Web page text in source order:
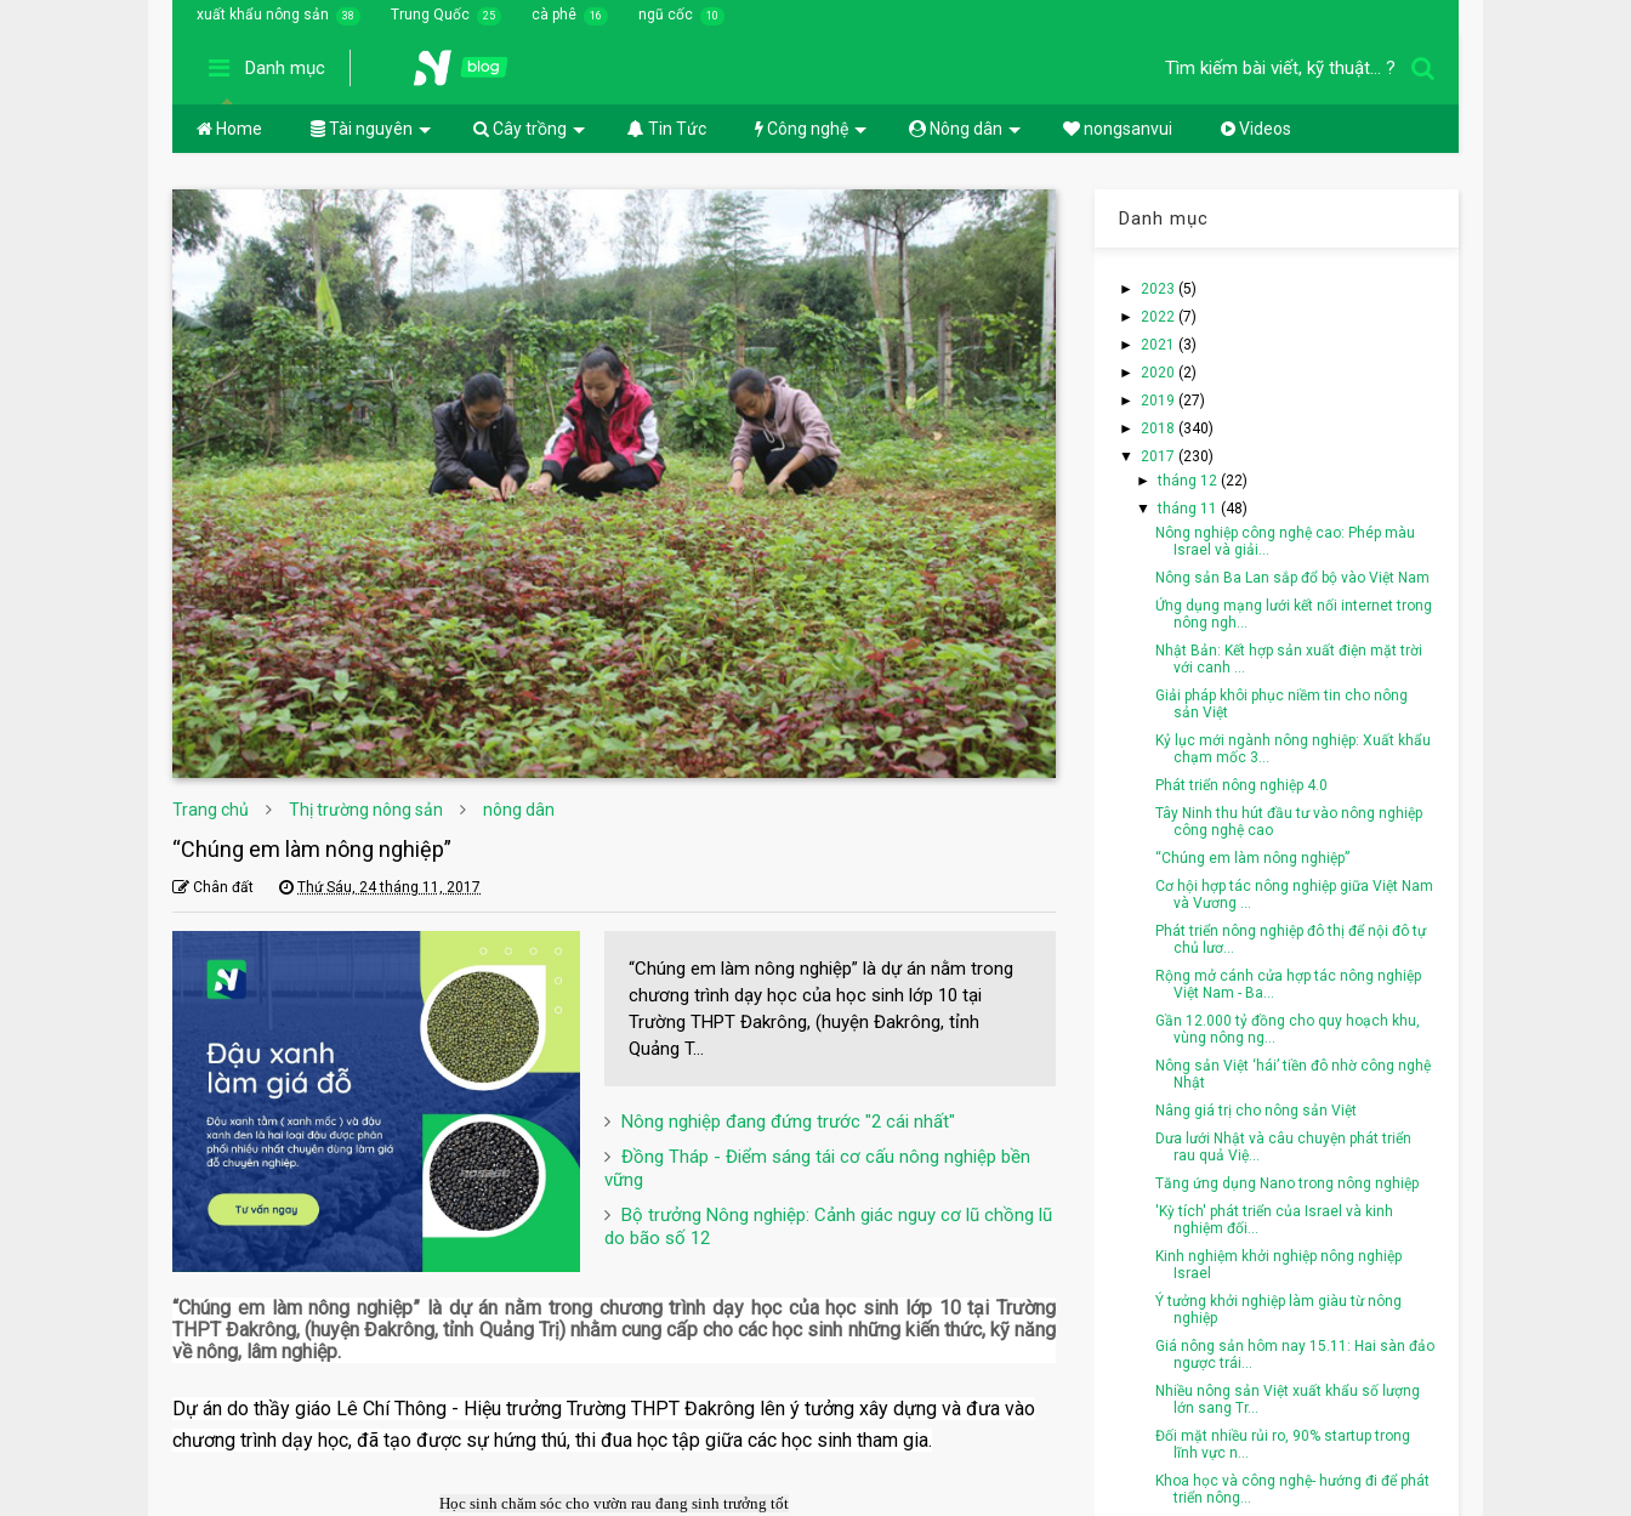
xuất khẩu nông sản 38 Trung Quốc 25 cà phê 16 ngũ cốc 10
Danh mục Tìm kiếm bài viết, kỹ thuật... ?
Home Tài nguyên Cây trồng Tin Tức Công nghệ Nông dân nongsanvui Videos
Trang chủ Thị trường nông sản nông dân
“Chúng em làm nông nghiệp”
Chân đất Thứ Sáu, 24 tháng 11, 2017
“Chúng em làm nông nghiệp” là dự án nằm trong
chương trình dạy học của học sinh lớp 10 tại
Trường THPT Đakrông, (huyện Đakrông, tỉnh
Quảng T...
Nông nghiệp đang đứng trước "2 cái nhất"
Đồng Tháp - Điểm sáng tái cơ cấu nông nghiệp bền
vững
Bộ trưởng Nông nghiệp: Cảnh giác nguy cơ lũ chồng lũ
do bão số 12
“Chúng em làm nông nghiệp” là dự án nằm trong chương trình dạy học của học sinh lớp 10 tại Trường
THPT Đakrông, (huyện Đakrông, tỉnh Quảng Trị) nhằm cung cấp cho các học sinh những kiến thức, kỹ năng
về nông, lâm nghiệp.
Dự án do thầy giáo Lê Chí Thông - Hiệu trưởng Trường THPT Đakrông lên ý tưởng xây dựng và đưa vào
chương trình dạy học, đã tạo được sự hứng thú, thi đua học tập giữa các học sinh tham gia.
Học sinh chăm sóc cho vườn rau đang sinh trưởng tốt
Danh mục
► 2023 (5)
► 2022 (7)
► 2021 (3)
► 2020 (2)
► 2019 (27)
► 2018 (340)
▼ 2017 (230)
►tháng 12(22)
▼tháng 11(48)
Nông nghiệp công nghệ cao: Phép màu
Israel và giải...
Nông sản Ba Lan sắp đổ bộ vào Việt Nam
Ứng dụng mạng lưới kết nối internet trong
nông ngh...
Nhật Bản: Kết hợp sản xuất điện mặt trời
với canh ...
Giải pháp khôi phục niềm tin cho nông
sản Việt
Kỷ lục mới ngành nông nghiệp: Xuất khẩu
chạm mốc 3...
Phát triển nông nghiệp 4.0
Tây Ninh thu hút đầu tư vào nông nghiệp
công nghệ cao
“Chúng em làm nông nghiệp”
Cơ hội hợp tác nông nghiệp giữa Việt Nam
và Vương ...
Phát triển nông nghiệp đô thị để nội đô tự
chủ lươ...
Rộng mở cánh cửa hợp tác nông nghiệp
Việt Nam - Ba...
Gần 12.000 tỷ đồng cho quy hoạch khu,
vùng nông ng...
Nông sản Việt ‘hái’ tiền đô nhờ công nghệ
Nhật
Nâng giá trị cho nông sản Việt
Dưa lưới Nhật và câu chuyện phát triển
rau quả Việ...
Tăng ứng dụng Nano trong nông nghiệp
'Kỳ tích' phát triển của Israel và kinh
nghiệm đối...
Kinh nghiệm khởi nghiệp nông nghiệp
Israel
Ý tưởng khởi nghiệp làm giàu từ nông
nghiệp
Giá nông sản hôm nay 15.11: Hai sàn đảo
ngược trái...
Nhiều nông sản Việt xuất khẩu số lượng
lớn sang Tr...
Đối mặt nhiều rủi ro, 90% startup trong
lĩnh vực n...
Khoa học và công nghệ- hướng đi để phát
triển nông...